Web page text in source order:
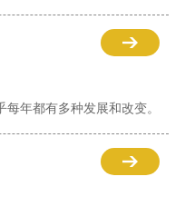
年都有多种发展和改变。